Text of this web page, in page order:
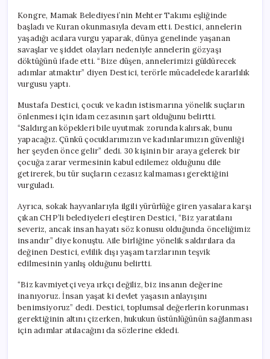
Kongre, Mamak Belediyesi’nin Mehter Takımı eşliğinde
başladı ve Kuran okunmasıyla devam etti. Destici, annelerin
yaşadığı acılara vurgu yaparak, dünya genelinde yaşanan
savaşlar ve şiddet olayları nedeniyle annelerin gözyaşı
döktüğünü ifade etti. “Bize düşen, annelerimizi güldürecek
adımlar atmaktır” diyen Destici, terörle mücadelede kararlılık
vurgusu yaptı.
Mustafa Destici, çocuk ve kadın istismarına yönelik suçların
önlenmesi için idam cezasının şart olduğunu belirtti.
“Saldırgan köpekleri bile uyutmak zorunda kalırsak, bunu
yapacağız. Çünkü çocuklarımızın ve kadınlarımızın güvenliği
her şeyden önce gelir” dedi. 30 kişinin bir araya gelerek bir
çocuğa zarar vermesinin kabul edilemez olduğunu dile
getirerek, bu tür suçların cezasız kalmaması gerektiğini
vurguladı.
Ayrıca, sokak hayvanlarıyla ilgili yürürlüğe giren yasalara karşı
çıkan CHP’li belediyeleri eleştiren Destici, “Biz yaratılanı
severiz, ancak insan hayatı söz konusu olduğunda önceliğimiz
insandır” diye konuştu. Aile birliğine yönelik saldırılara da
değinen Destici, evlilik dışı yaşam tarzlarının teşvik
edilmesinin yanlış olduğunu belirtti.
“Biz kavmiyetçi veya ırkçı değiliz, biz insanın değerine
inanıyoruz. İnsan yaşat ki devlet yaşasın anlayışını
benimsiyoruz” dedi. Destici, toplumsal değerlerin korunması
gerektiğinin altını çizerken, hukukun üstünlüğünün sağlanması
için adımlar atılacağını da sözlerine ekledi.